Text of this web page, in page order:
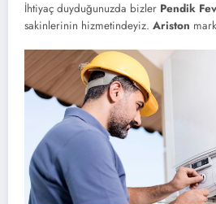
İhtiyaç duyduğunuzda bizler Pendik
sakinlerinin hizmetindeyiz. Ariston